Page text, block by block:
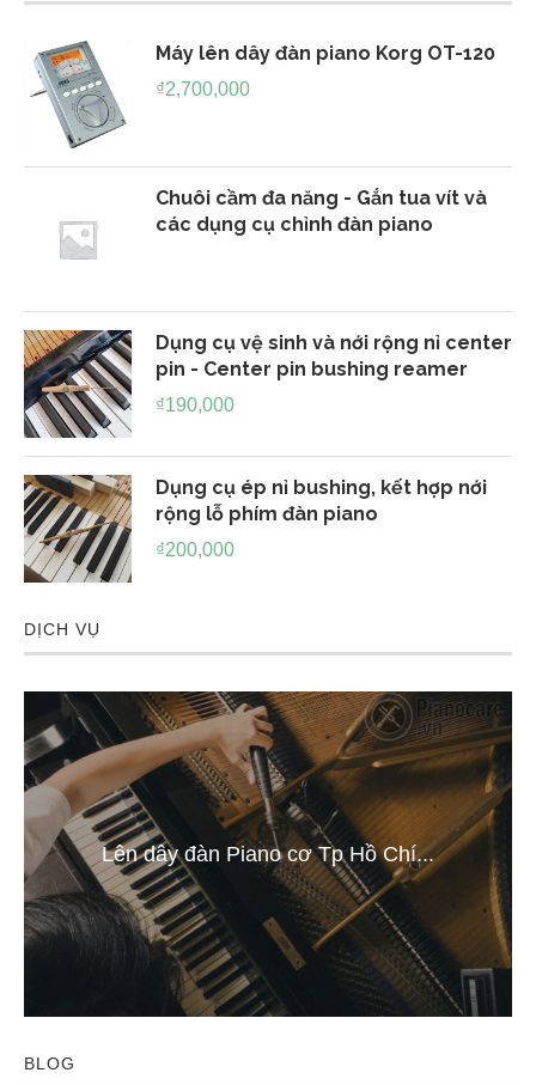
Máy lên dây đàn piano Korg OT-120
₫2,700,000
Chuôi cầm đa năng - Gắn tua vít và
các dụng cụ chỉnh đàn piano
Dụng cụ vệ sinh và nới rộng nỉ center
pin - Center pin bushing reamer
₫190,000
Dụng cụ ép nỉ bushing, kết hợp nới
rộng lỗ phím đàn piano
₫200,000
DỊCH VỤ
Lên dây đàn Piano cơ Tp Hồ Chí...
BLOG